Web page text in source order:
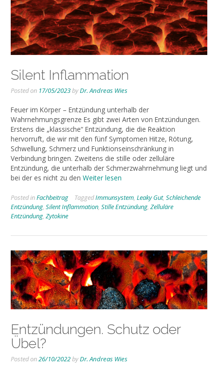
Silent Inflammation
Posted on 17/05/2023byDr. Andreas Wies
Feuer im Körper – Entzündung unterhalb der
Wahrnehmungsgrenze Es gibt zwei Arten von Entzündungen.
Erstens die „klassische“ Entzündung, die die Reaktion
hervorruft, die wir mit den fünf Symptomen Hitze, Rötung,
Schwellung, Schmerz und Funktionseinschränkung in
Verbindung bringen. Zweitens die stille oder zelluläre
Entzündung, die unterhalb der Schmerzwahrnehmung liegt und
bei der es nicht zu den Weiter lesen
Posted inFachbeitrag TaggedImmunsystem Leaky Gut, Schleichende
Entzündung Silent Inflammation Stille Entzündung Zelluläre
Entzündung Zytokine
Entzündungen. Schutz oder
Übel?
Posted on26/10/2022byDr. Andreas Wies